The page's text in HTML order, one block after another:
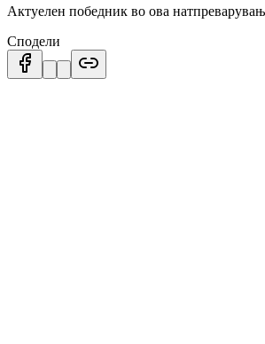
Актуелен победник во ова
Сподели